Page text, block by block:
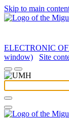
Skip to main
ELECTRONIC
window)
Site